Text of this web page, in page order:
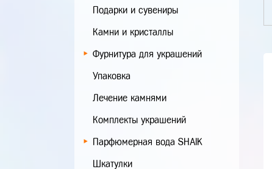
Подарки и сувениры
Камни и кристаллы
Фурнитура для украшений
Упаковка
Лечение камнями
Комплекты украшений
Парфюмерная вода SHAIK
Шкатулки